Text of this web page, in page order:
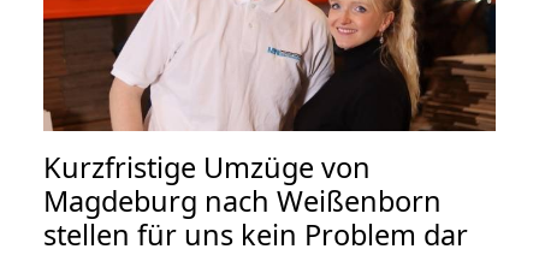
Kurzfristige Umzüge von
Magdeburg nach Weißenborn
stellen für uns kein Problem dar